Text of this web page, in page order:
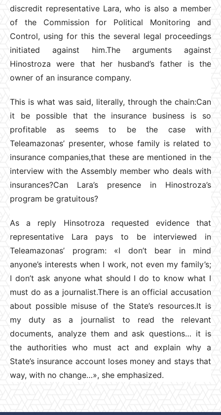
discredit representative Lara, who is also a member
of the Commission for Political Monitoring and
Control, using for this the several legal proceedings
initiated against him.The arguments against
Hinostroza were that her husband’s father is the
owner of an insurance company.
This is what was said, literally, through the chain:Can
it be possible that the insurance business is so
profitable as seems to be the case with
Teleamazonas’ presenter, whose family is related to
insurance companies,that these are mentioned in the
interview with the Assembly member who deals with
insurances?Can Lara’s presence in Hinostroza’s
program be gratuitous?
As a reply Hinsotroza requested evidence that
representative Lara pays to be interviewed in
Teleamazonas’ program: «I don’t bear in mind
anyone’s interests when I work, not even my family’s;
I don’t ask anyone what should I do to know what I
must do as a journalist.There is an official accusation
about possible misuse of the State’s resources.It is
my duty as a journalist to read the relevant
documents, analyze them and ask questions… it is
the authorities who must act and explain why a
State’s insurance account loses money and stays that
way, with no change…», she emphasized.